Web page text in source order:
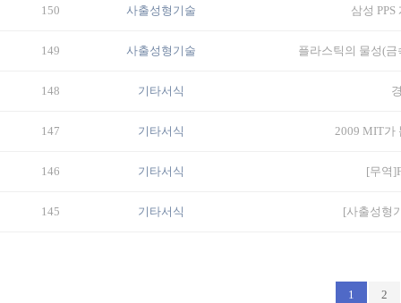
150 사출성형기술 삼성
149 사출성형기술 플라스틱의 물성(
148 기타서식
147 기타서식 2009 MIT가
146 기타서식 [무역
145 기타서식 [사출성형
1 2